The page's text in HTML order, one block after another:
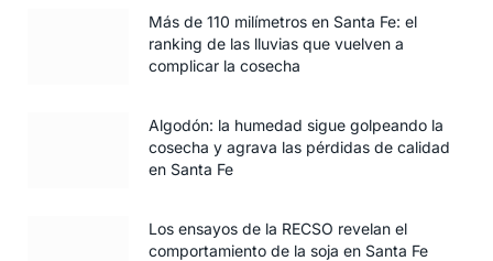
Más de 110 milímetros en Santa Fe: el
ranking de las lluvias que vuelven a
complicar la cosecha
Algodón: la humedad sigue golpeando la
cosecha y agrava las pérdidas de calidad
en Santa Fe
Los ensayos de la RECSO revelan el
comportamiento de la soja en Santa Fe